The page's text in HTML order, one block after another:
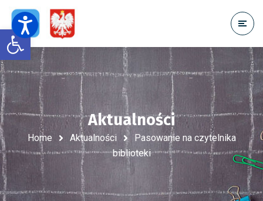
Open toolbar
Aktualności
Home Aktualności
Pasowanie na czytelnika
biblioteki